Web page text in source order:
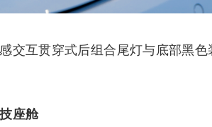
交互贯穿式后组合尾灯与底部黑
座舱